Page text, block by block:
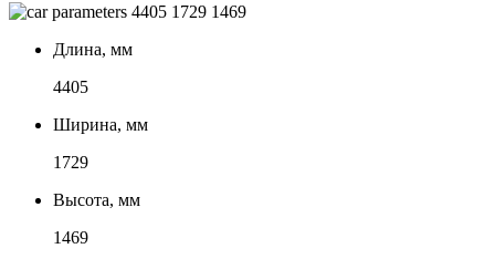
4405 1729 1469
Длина, мм
4405
Ширина, мм
1729
Высота, мм
1469